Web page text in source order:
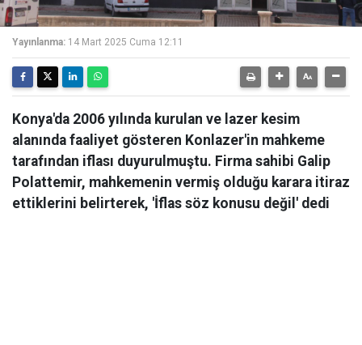
Yayınlanma: 14 Mart 2025 Cuma 12:11
Konya'da 2006 yılında kurulan ve lazer kesim
alanında faaliyet gösteren Konlazer'in mahkeme
tarafından iflası duyurulmuştu. Firma sahibi Galip
Polattemir, mahkemenin vermiş olduğu karara itiraz
ettiklerini belirterek, 'İflas söz konusu değil' dedi